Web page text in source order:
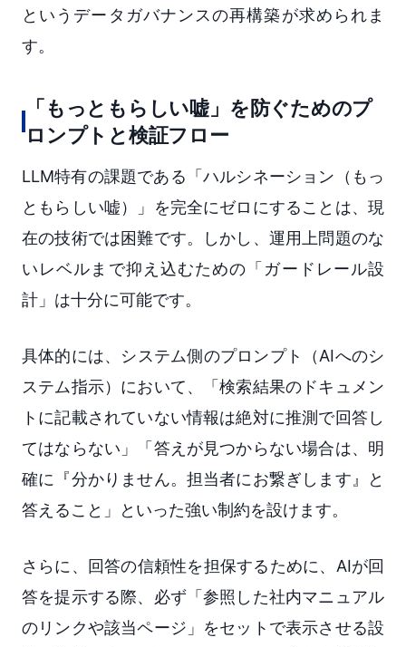
というデータガバナンスの再構築が求められま
す。
「もっともらしい嘘」を防ぐためのプ
ロンプトと検証フロー
LLM特有の課題である「ハルシネーション（もっ
ともらしい嘘）」を完全にゼロにすることは、現
在の技術では困難です。しかし、運用上問題のな
いレベルまで抑え込むための「ガードレール設
計」は十分に可能です。
具体的には、システム側のプロンプト（AIへのシ
ステム指示）において、「検索結果のドキュメン
トに記載されていない情報は絶対に推測で回答し
てはならない」「答えが見つからない場合は、明
確に『分かりません。担当者にお繋ぎします』と
答えること」といった強い制約を設けます。
さらに、回答の信頼性を担保するために、AIが回
答を提示する際、必ず「参照した社内マニュアル
のリンクや該当ページ」をセットで表示させる設